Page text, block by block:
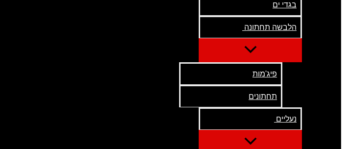
בגדי ים
הלבשה תחתונה
פיג'מות
תחתונים
נעליים